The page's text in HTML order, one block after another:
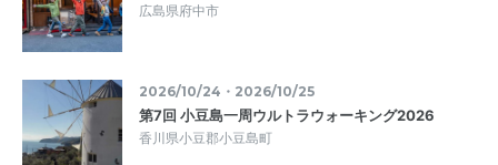
広島県府中市
2026/10/24・2026/10/25
第7回 小豆島一周ウルトラウォーキング2026
香川県小豆郡小豆島町